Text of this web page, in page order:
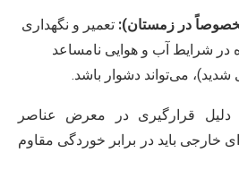
در زمستان): تعمیر و نگهداری
در شرایط آب و هوایی نامساعد
می‌تواند دشوار باشد.
دلیل قرارگیری در معرض عناصر
خارجی باید در برابر خوردگی مقاوم